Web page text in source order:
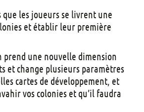
les joueurs se livrent une
et établir leur première
prend une nouvelle dimension
et change plusieurs paramètres
cartes de développement, et
vos colonies et qu’il faudra